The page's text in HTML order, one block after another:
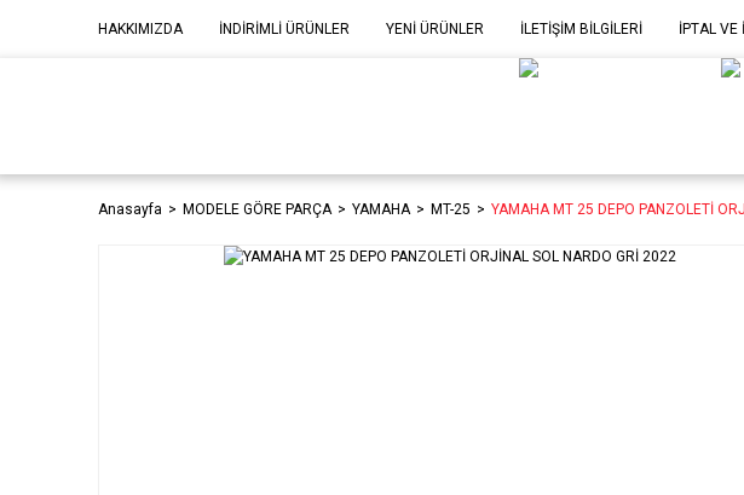
HAKKIMIZDA İNDİRİMLİ ÜRÜNLER YENİ ÜRÜNLER İLETİŞİM BİLGİLERİ İPTAL VE
Anasayfa MODELE GÖRE PARÇA YAMAHA MT-25 YAMAHA MT 25 DEPO PANZOLETİ